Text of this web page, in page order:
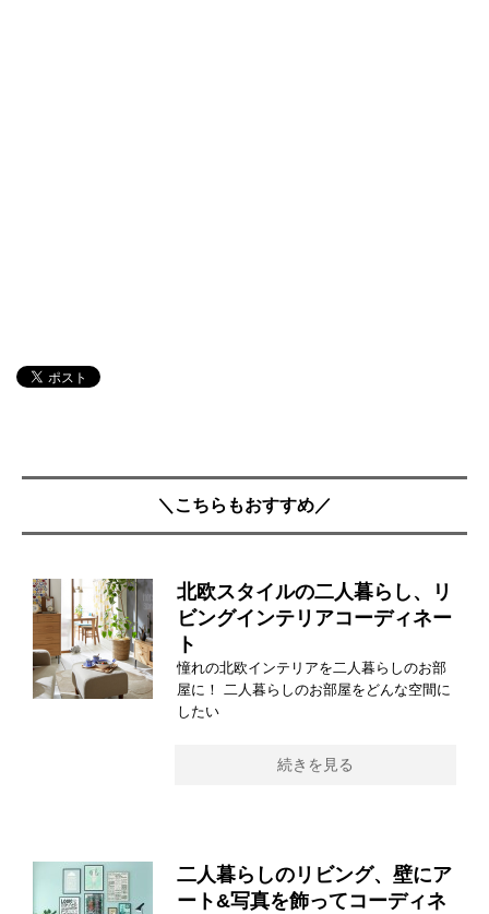
＼こちらもおすすめ／
北欧スタイルの二人暮らし、リ
ビングインテリアコーディネー
ト
憧れの北欧インテリアを二人暮らしのお部
屋に！ 二人暮らしのお部屋をどんな空間に
したい
続きを見る
二人暮らしのリビング、壁にア
ート&写真を飾ってコーディネ